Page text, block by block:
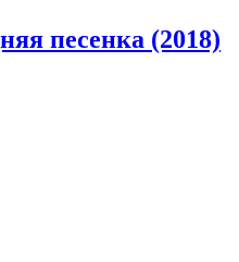
песенка (2018)